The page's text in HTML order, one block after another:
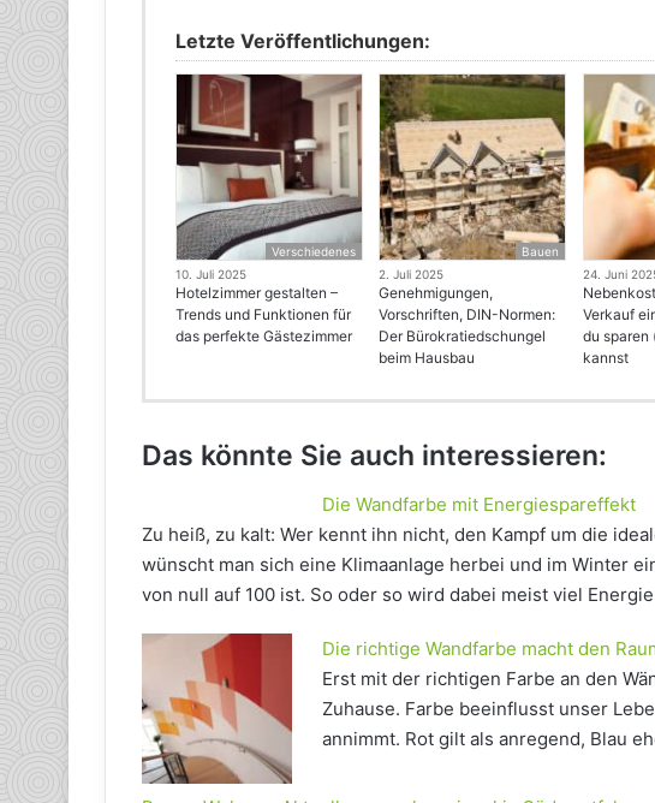
Letzte Veröffentlichungen:
Verschiedenes
10. Juli 2025
Hotelzimmer gestalten –
Trends und Funktionen für
das perfekte Gästezimmer
Bauen
2. Juli 2025
Genehmigungen,
Vorschriften, DIN-Normen:
Der Bürokratiedschungel
beim Hausbau
24. Juni
Verkauf
du sparen
kannst
Das könnte Sie auch interessieren:
Die Wandfarbe mit Energiespareffekt
Zu heiß, zu kalt: Wer kennt ihn nicht, den Kampf um die
wünscht man sich eine Klimaanlage herbei und im Winter
von null auf 100 ist. So oder so wird dabei meist viel
Die richtige Wandfarbe macht den
Erst mit der richtigen Farbe an den
Zuhause. Farbe beeinflusst unser
annimmt. Rot gilt als anregend, Blau